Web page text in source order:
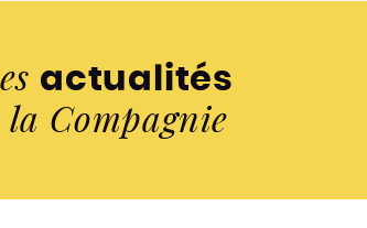
actualités
la Compagnie